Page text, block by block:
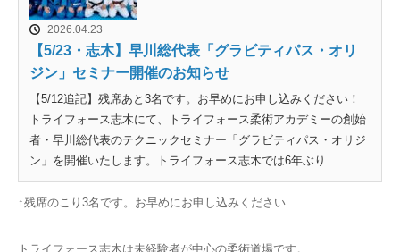
2026.04.23
【5/23・志木】早川総代表「グラビティパス・オリ
ジン」セミナー開催のお知らせ
【5/12追記】残席あと3名です。お早めにお申し込みください！
トライフォース志木にて、トライフォース柔術アカデミーの創始
者・早川総代表のテクニックセミナー「グラビティパス・オリジ
ン」を開催いたします。トライフォース志木では6年ぶり...
↑残席のこり3名です。お早めにお申し込みください
トライフォース志木は未経験者が中心の柔術道場です。